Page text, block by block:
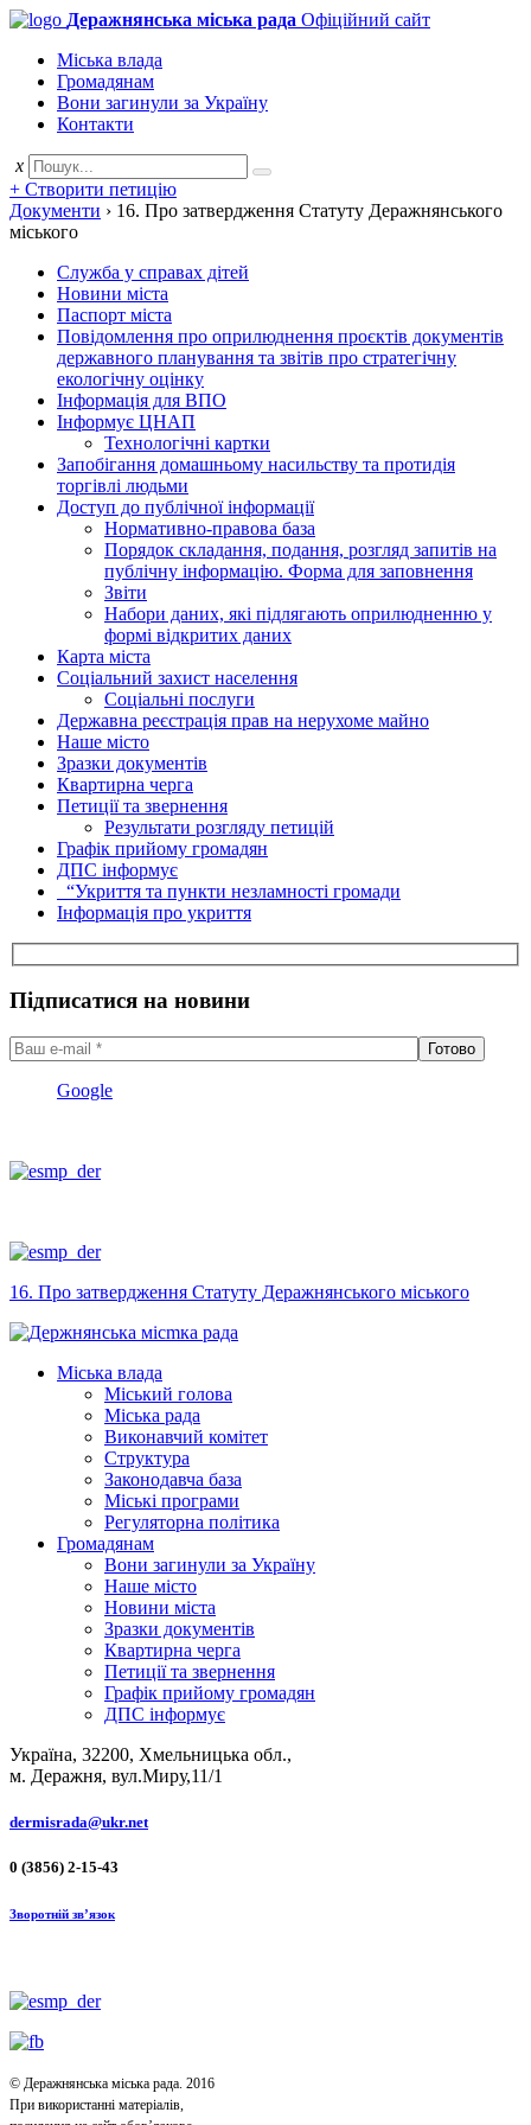
Деражнянська міська рада Офіційний сайт
Міська влада
Громадянам
Вони загинули за Україну
Контакти
x
+ Створити петицію
Документи › 16. Про затвердження Статуту Деражнянського
міського
Служба у справах дітей
Новини міста
Паспорт міста
Повідомлення про оприлюднення проєктів документів
державного планування та звітів про стратегічну
екологічну оцінку
Інформація для ВПО
Інформує ЦНАП
Технологічні картки
Запобігання домашньому насильству та протидія
торгівлі людьми
Доступ до публічної інформації
Нормативно-правова база
Порядок складання, подання, розгляд запитів на
публічну інформацію. Форма для заповнення
Звіти
Набори даних, які підлягають оприлюдненню у
формі відкритих даних
Карта міста
Соціальний захист населення
Соціальні послуги
Державна реєстрація прав на нерухоме майно
Наше місто
Зразки документів
Квартирна черга
Петиції та звернення
Результати розгляду петицій
Графік прийому громадян
ДПС інформує
“Укриття та пункти незламності громади
Інформація про укриття
Підписатися на новини
Google
16. Про затвердження Статуту Деражнянського міського
Міська влада
Міський голова
Міська рада
Виконавчий комітет
Структура
Законодавча база
Міські програми
Регуляторна політика
Громадянам
Вони загинули за Україну
Наше місто
Новини міста
Зразки документів
Квартирна черга
Петиції та звернення
Графік прийому громадян
ДПС інформує
Україна, 32200, Хмельницька обл.,
м. Деражня, вул.Миру,11/1
dermisrada@ukr.net
0 (3856) 2-15-43
Зворотній зв’язок
© Деражнянська міська рада. 2016
При використанні матеріалів,